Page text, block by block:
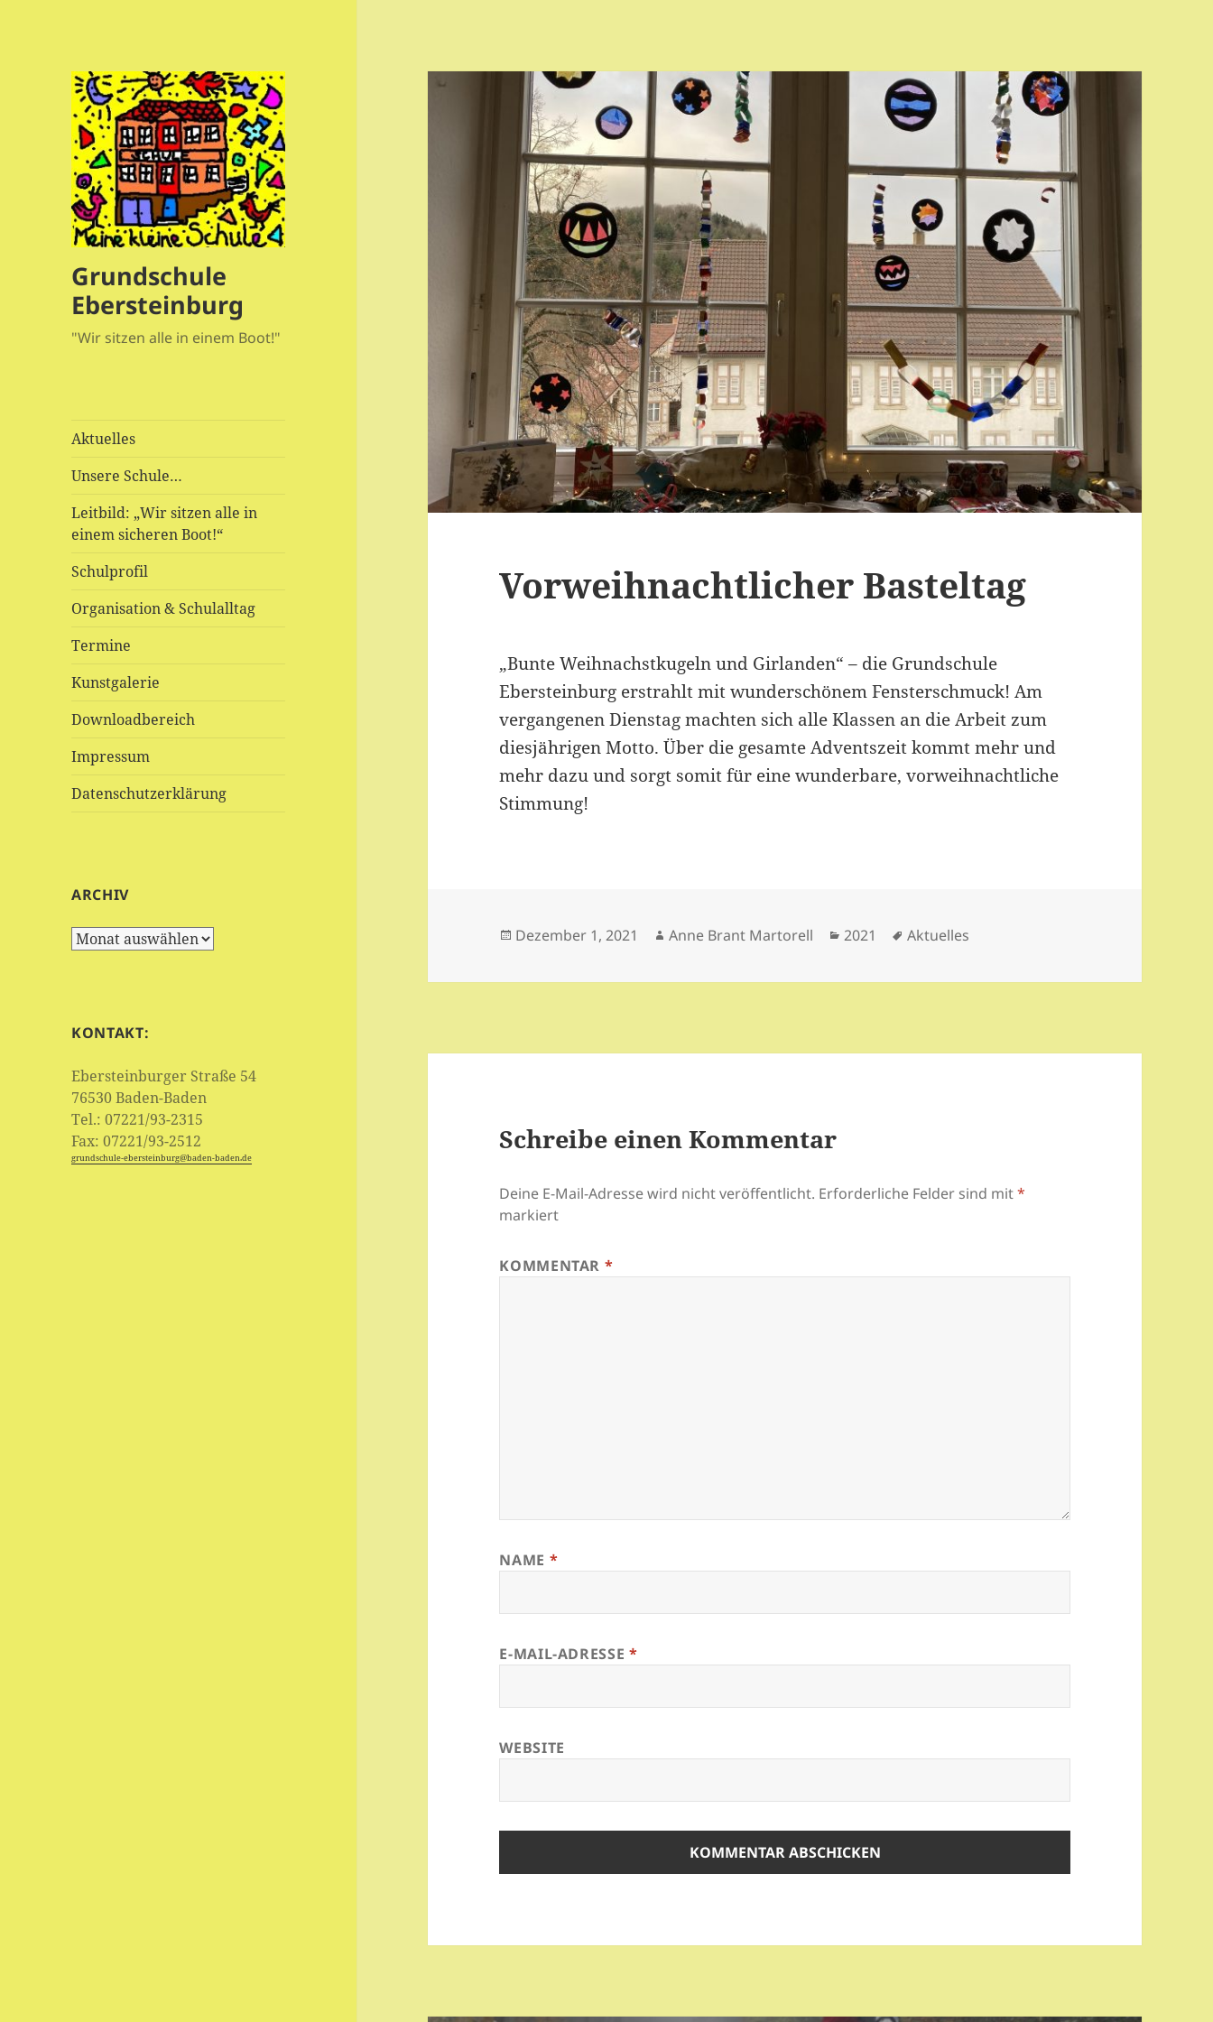
Grundschule
Ebersteinburg
"Wir sitzen alle in einem Boot!"
Aktuelles
Unsere Schule…
Leitbild: „Wir sitzen alle in
einem sicheren Boot!“
Schulprofil
Organisation & Schulalltag
Termine
Kunstgalerie
Downloadbereich
Impressum
Datenschutzerklärung
ARCHIV
Archiv
KONTAKT:
Ebersteinburger Straße 54
76530 Baden-Baden
Tel.: 07221/93-2315
Fax: 07221/93-2512
grundschule‑ebersteinburg@baden-baden.de
Vorweihnachtlicher Basteltag
„Bunte Weihnachstkugeln und Girlanden“ – die Grundschule
Ebersteinburg erstrahlt mit wunderschönem Fensterschmuck! Am
vergangenen Dienstag machten sich alle Klassen an die Arbeit zum
diesjährigen Motto. Über die gesamte Adventszeit kommt mehr und
mehr dazu und sorgt somit für eine wunderbare, vorweihnachtliche
Stimmung!
Veröffentlicht
Dezember 1, 2021 Autor
Anne Brant Martorell Kategorien
2021 Schlagwörter
Aktuelles
Schreibe einen Kommentar
Deine E-Mail-Adresse wird nicht veröffentlicht. Erforderliche Felder sind mit*
markiert
KOMMENTAR *
NAME *
E-MAIL-ADRESSE *
WEBSITE